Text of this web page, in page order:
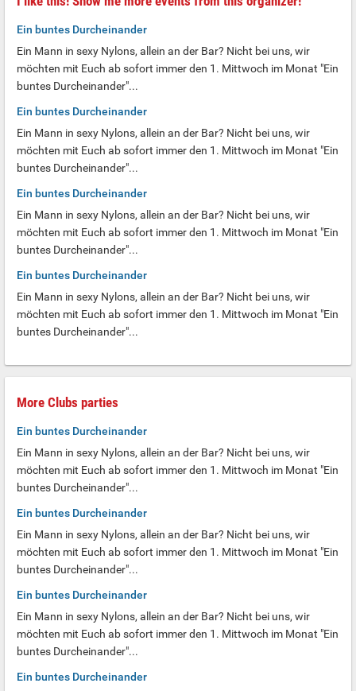
Ein buntes Durcheinander
Ein Mann in sexy Nylons, allein an der Bar? Nicht bei uns, wir
möchten mit Euch ab sofort immer den 1. Mittwoch im Monat "Ein
buntes Durcheinander"...
Ein buntes Durcheinander
Ein Mann in sexy Nylons, allein an der Bar? Nicht bei uns, wir
möchten mit Euch ab sofort immer den 1. Mittwoch im Monat "Ein
buntes Durcheinander"...
Ein buntes Durcheinander
Ein Mann in sexy Nylons, allein an der Bar? Nicht bei uns, wir
möchten mit Euch ab sofort immer den 1. Mittwoch im Monat "Ein
buntes Durcheinander"...
Ein buntes Durcheinander
Ein Mann in sexy Nylons, allein an der Bar? Nicht bei uns, wir
möchten mit Euch ab sofort immer den 1. Mittwoch im Monat "Ein
buntes Durcheinander"...
More Clubs parties
Ein buntes Durcheinander
Ein Mann in sexy Nylons, allein an der Bar? Nicht bei uns, wir
möchten mit Euch ab sofort immer den 1. Mittwoch im Monat "Ein
buntes Durcheinander"...
Ein buntes Durcheinander
Ein Mann in sexy Nylons, allein an der Bar? Nicht bei uns, wir
möchten mit Euch ab sofort immer den 1. Mittwoch im Monat "Ein
buntes Durcheinander"...
Ein buntes Durcheinander
Ein Mann in sexy Nylons, allein an der Bar? Nicht bei uns, wir
möchten mit Euch ab sofort immer den 1. Mittwoch im Monat "Ein
buntes Durcheinander"...
Ein buntes Durcheinander